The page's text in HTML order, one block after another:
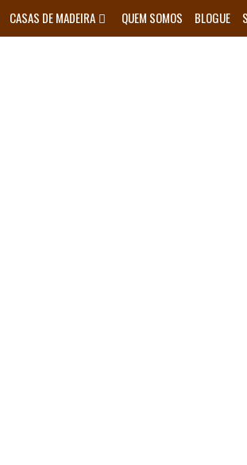
CASAS DE MADEIRA QUEM SOMOS BLOGUE